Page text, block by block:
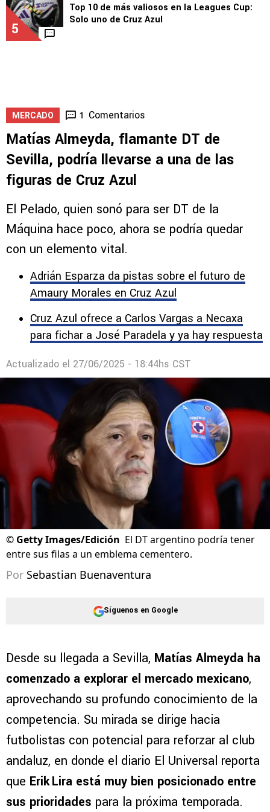
5
Top 10 de más valiosos en la Leagues Cup:
Solo uno de Cruz Azul
MERCADO 1 Comentarios
Matías Almeyda, flamante DT de
Sevilla, podría llevarse a una de las
figuras de Cruz Azul
El Pelado, quien sonó para ser DT de la
Máquina hace poco, ahora se podría quedar
con un elemento vital.
Adrián Esparza da pistas sobre el futuro de
Amaury Morales en Cruz Azul
Cruz Azul ofrece a Carlos Vargas a Necaxa
para fichar a José Paradela y ya hay respuesta
Actualizado el 27/06/2025 - 18:44hs CST
© Getty Images/Edición El DT argentino podría tener
entre sus filas a un emblema cementero.
Por Sebastian Buenaventura
Síguenos en Google
Desde su llegada a Sevilla, Matías Almeyda ha
comenzado a explorar el mercado mexicano,
aprovechando su profundo conocimiento de la
competencia. Su mirada se dirige hacia
futbolistas con potencial para reforzar al club
andaluz, en donde el diario El Universal reporta
que Erik Lira está muy bien posicionado entre
sus prioridades para la próxima temporada.